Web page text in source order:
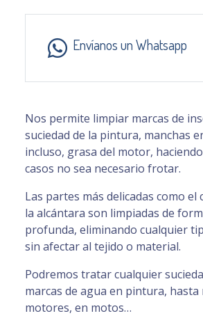
Envíanos un Whatsapp
Nos permite limpiar marcas de
suciedad de la pintura, manchas
incluso, grasa del motor,
casos no sea necesario frotar.
Las partes más delicadas como el
la alcántara son limpiadas de
profunda, eliminando cualquier
sin afectar al tejido o material.
Podremos tratar cualquier
marcas de agua en pintura,
motores, en motos…